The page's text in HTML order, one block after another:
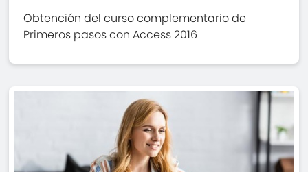
Obtención del curso complementario de
Primeros pasos con Access 2016